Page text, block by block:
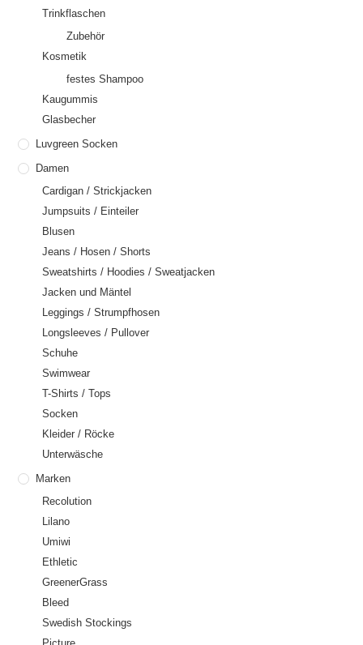
Trinkflaschen
Zubehör
Kosmetik
festes Shampoo
Kaugummis
Glasbecher
Luvgreen Socken
Damen
Cardigan / Strickjacken
Jumpsuits / Einteiler
Blusen
Jeans / Hosen / Shorts
Sweatshirts / Hoodies / Sweatjacken
Jacken und Mäntel
Leggings / Strumpfhosen
Longsleeves / Pullover
Schuhe
Swimwear
T-Shirts / Tops
Socken
Kleider / Röcke
Unterwäsche
Marken
Recolution
Lilano
Umiwi
Ethletic
GreenerGrass
Bleed
Swedish Stockings